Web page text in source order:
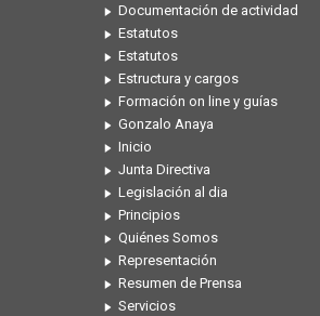
Documentación de actividad
Estatutos
Estatutos
Estructura y cargos
Formación on line y guías
Gonzalo Anaya
Inicio
Junta Directiva
Legislación al dia
Principios
Quiénes Somos
Representación
Resumen de Prensa
Servicios